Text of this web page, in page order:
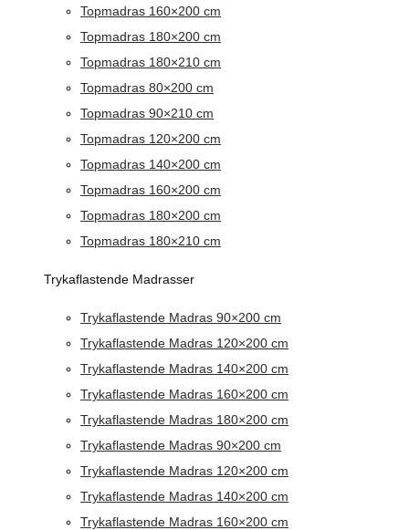
Topmadras 160×200 cm
Topmadras 180×200 cm
Topmadras 180×210 cm
Topmadras 80×200 cm
Topmadras 90×210 cm
Topmadras 120×200 cm
Topmadras 140×200 cm
Topmadras 160×200 cm
Topmadras 180×200 cm
Topmadras 180×210 cm
Trykaflastende Madrasser
Trykaflastende Madras 90×200 cm
Trykaflastende Madras 120×200 cm
Trykaflastende Madras 140×200 cm
Trykaflastende Madras 160×200 cm
Trykaflastende Madras 180×200 cm
Trykaflastende Madras 90×200 cm
Trykaflastende Madras 120×200 cm
Trykaflastende Madras 140×200 cm
Trykaflastende Madras 160×200 cm